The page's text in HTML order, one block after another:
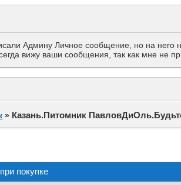
Админу Личное сообщение, но на него
вижу ваши сообщения, так как мне не
» Казань.Питомник
покупке